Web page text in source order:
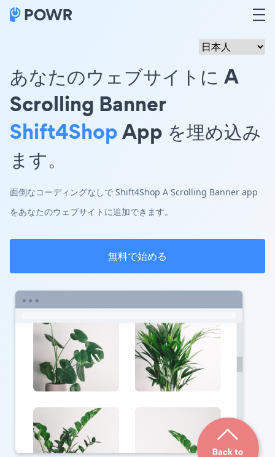
あなたのウェブサイトに A
Scrolling Banner
Shift4ShopApp を埋め込み
ます。
面倒なコーディングなしで Shift4Shop A Scrolling Banner app
をあなたのウェブサイトに追加できます。
無料で始める